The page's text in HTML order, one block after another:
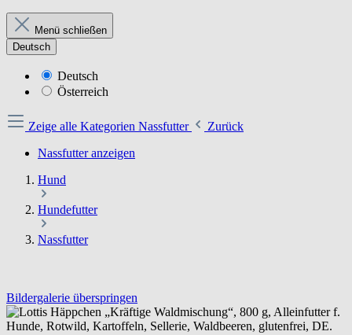
Menü schließen
Deutsch
Deutsch
Österreich
Zeige alle Kategorien Nassfutter
Zurück
Nassfutter anzeigen
Hund
Hundefutter
Nassfutter
Bildergalerie überspringen